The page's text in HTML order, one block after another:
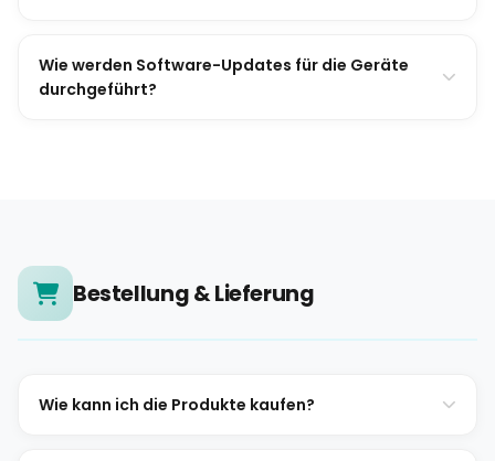
Wie werden Software-Updates für die Geräte
durchgeführt?
Bestellung & Lieferung
Wie kann ich die Produkte kaufen?